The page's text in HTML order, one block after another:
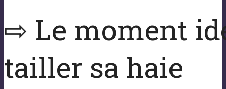
⇨ Le moment
tailler sa haie